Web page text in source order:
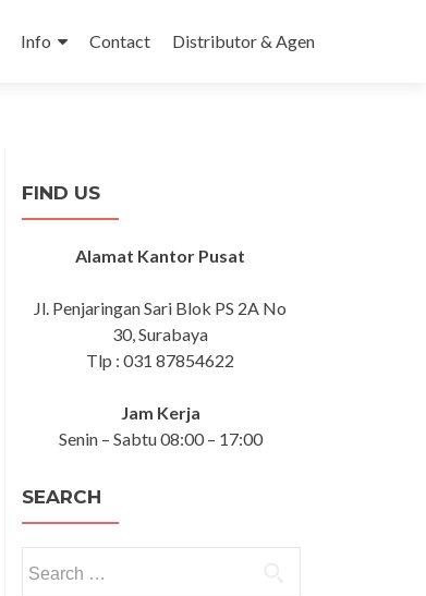
Info Contact Distributor & Agen
FIND US
Alamat Kantor Pusat
Jl. Penjaringan Sari Blok PS 2A No
30, Surabaya
Tlp : 031 87854622
Jam Kerja
Senin – Sabtu 08:00 – 17:00
SEARCH